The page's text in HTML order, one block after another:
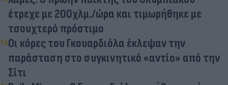
έτρεχε με 200χλμ./ώρα και τιμωρήθηκε με
τσουχτερό πρόστιμο
Οι κόρες του Γκουαρδιόλα έκλεψαν την
παράσταση στο συγκινητικό «αντίο» από την
Σίτι